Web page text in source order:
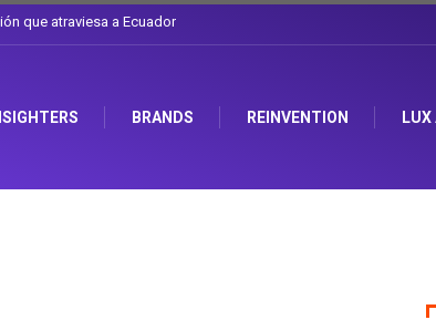
el sombrero en Corporación Favorita
BRANDS REINVENTION LUX